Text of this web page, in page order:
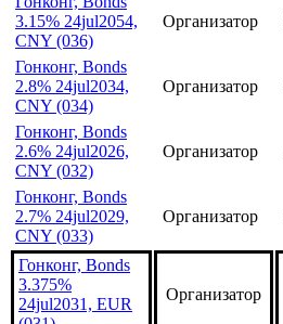
Гонконг, Bonds
3.05% 24jul2044,
CNY (035)
Организатор
Гонконг, Bonds
3.15% 24jul2054,
CNY (036)
Организатор
Гонконг, Bonds
2.8% 24jul2034,
CNY (034)
Организатор
Гонконг, Bonds
2.6% 24jul2026,
CNY (032)
Организатор
Гонконг, Bonds
2.7% 24jul2029,
CNY (033)
Организатор